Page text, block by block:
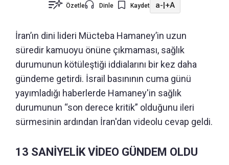
Özetle Dinle Kaydet a- +A
İran’ın dini lideri Mücteba Hamaney’in uzun
süredir kamuoyu önüne çıkmaması, sağlık
durumunun kötüleştiği iddialarını bir kez daha
gündeme getirdi. İsrail basınının cuma günü
yayımladığı haberlerde Hamaney'in sağlık
durumunun “son derece kritik” olduğunu ileri
sürmesinin ardından İran'dan videolu cevap geldi.
13 SANİYELİK VİDEO GÜNDEM OLDU